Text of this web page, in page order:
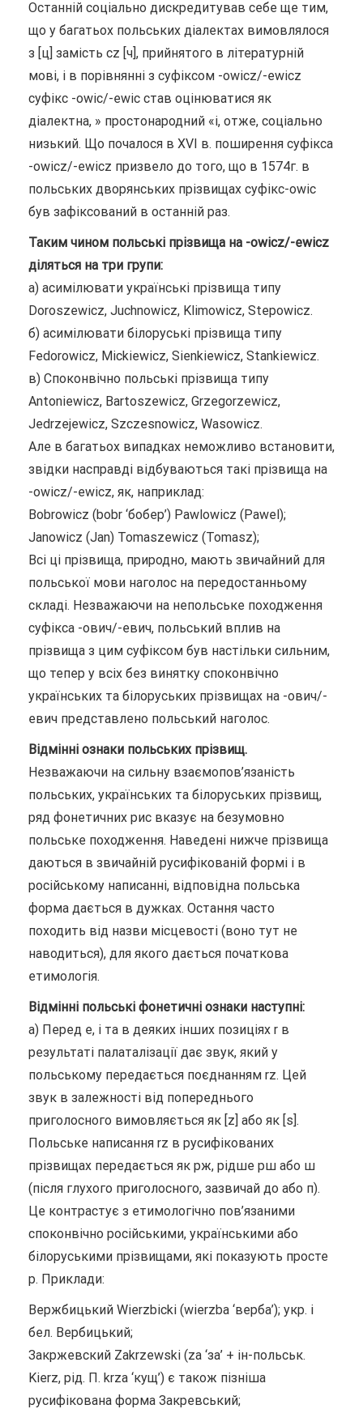
Останній соціально дискредитував себе ще тим,
що у багатьох польських діалектах вимовлялося
з [ц] замість cz [ч], прийнятого в літературній
мові, і в порівнянні з суфіксом -owicz/-ewicz
суфікс -owic/-ewic став оцінюватися як
діалектна, » простонародний «і, отже, соціально
низький. Що почалося в XVI в. поширення суфікса
-owicz/-ewicz призвело до того, що в 1574г. в
польських дворянських прізвищах суфікс-owic
був зафіксований в останній раз.
Таким чином польські прізвища на -owicz/-ewicz
діляться на три групи:
а) асимілювати українські прізвища типу
Doroszewicz, Juchnowicz, Klimowicz, Stepowicz.
б) асимілювати білоруські прізвища типу
Fedorowicz, Mickiewicz, Sienkiewicz, Stankiewicz.
в) Споконвічно польські прізвища типу
Antoniewicz, Bartoszewicz, Grzegorzewicz,
Jedrzejewicz, Szczesnowicz, Wasowicz.
Але в багатьох випадках неможливо встановити,
звідки насправді відбуваються такі прізвища на
-owicz/-ewicz, як, наприклад:
Bobrowicz (bobr ‘бобер’) Pawlowicz (Pawel);
Janowicz (Jan) Tomaszewicz (Tomasz);
Всі ці прізвища, природно, мають звичайний для
польської мови наголос на передостанньому
складі. Незважаючи на непольське походження
суфікса -ович/-евич, польський вплив на
прізвища з цим суфіксом був настільки сильним,
що тепер у всіх без винятку споконвічно
українських та білоруських прізвищах на -ович/-
евич представлено польський наголос.
Відмінні ознаки польських прізвищ.
Незважаючи на сильну взаємопов’язаність
польських, українських та білоруських прізвищ,
ряд фонетичних рис вказує на безумовно
польське походження. Наведені нижче прізвища
даються в звичайній русифікованій формі і в
російському написанні, відповідна польська
форма дається в дужках. Остання часто
походить від назви місцевості (воно тут не
наводиться), для якого дається початкова
етимологія.
Відмінні польські фонетичні ознаки наступні:
а) Перед е, i та в деяких інших позиціях r в
результаті палаталізації дає звук, який у
польському передається поєднанням rz. Цей
звук в залежності від попереднього
приголосного вимовляється як [z] або як [s].
Польське написання rz в русифікованих
прізвищах передається як рж, рідше рш або ш
(після глухого приголосного, зазвичай до або п).
Це контрастує з етимологічно пов’язаними
споконвічно російськими, українськими або
білоруськими прізвищами, які показують просте
р. Приклади:
Вержбицький Wierzbicki (wierzba ‘верба’); укр. і
бел. Вербицький;
Закржевский Zakrzewski (za ‘за’ + ін-польськ.
Kierz, рід. П. krza ‘кущ’) є також пізніша
русифікована форма Закревський;